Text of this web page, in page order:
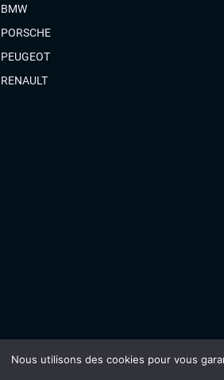
BMW
PORSCHE
PEUGEOT
RENAULT
Nous utilisons des cookies pour vous